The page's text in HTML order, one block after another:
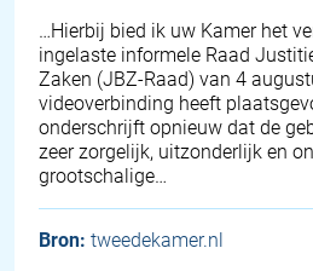
… Hierbij bied ik uw Kamer het
ingelaste informele Raad
Zaken (JBZ-Raad) van 4
videoverbinding heeft
onderschrijft opnieuw dat de
zeer zorgelijk, uitzonderlijk en
grootschalige…
Bron: tweedekamer.nl